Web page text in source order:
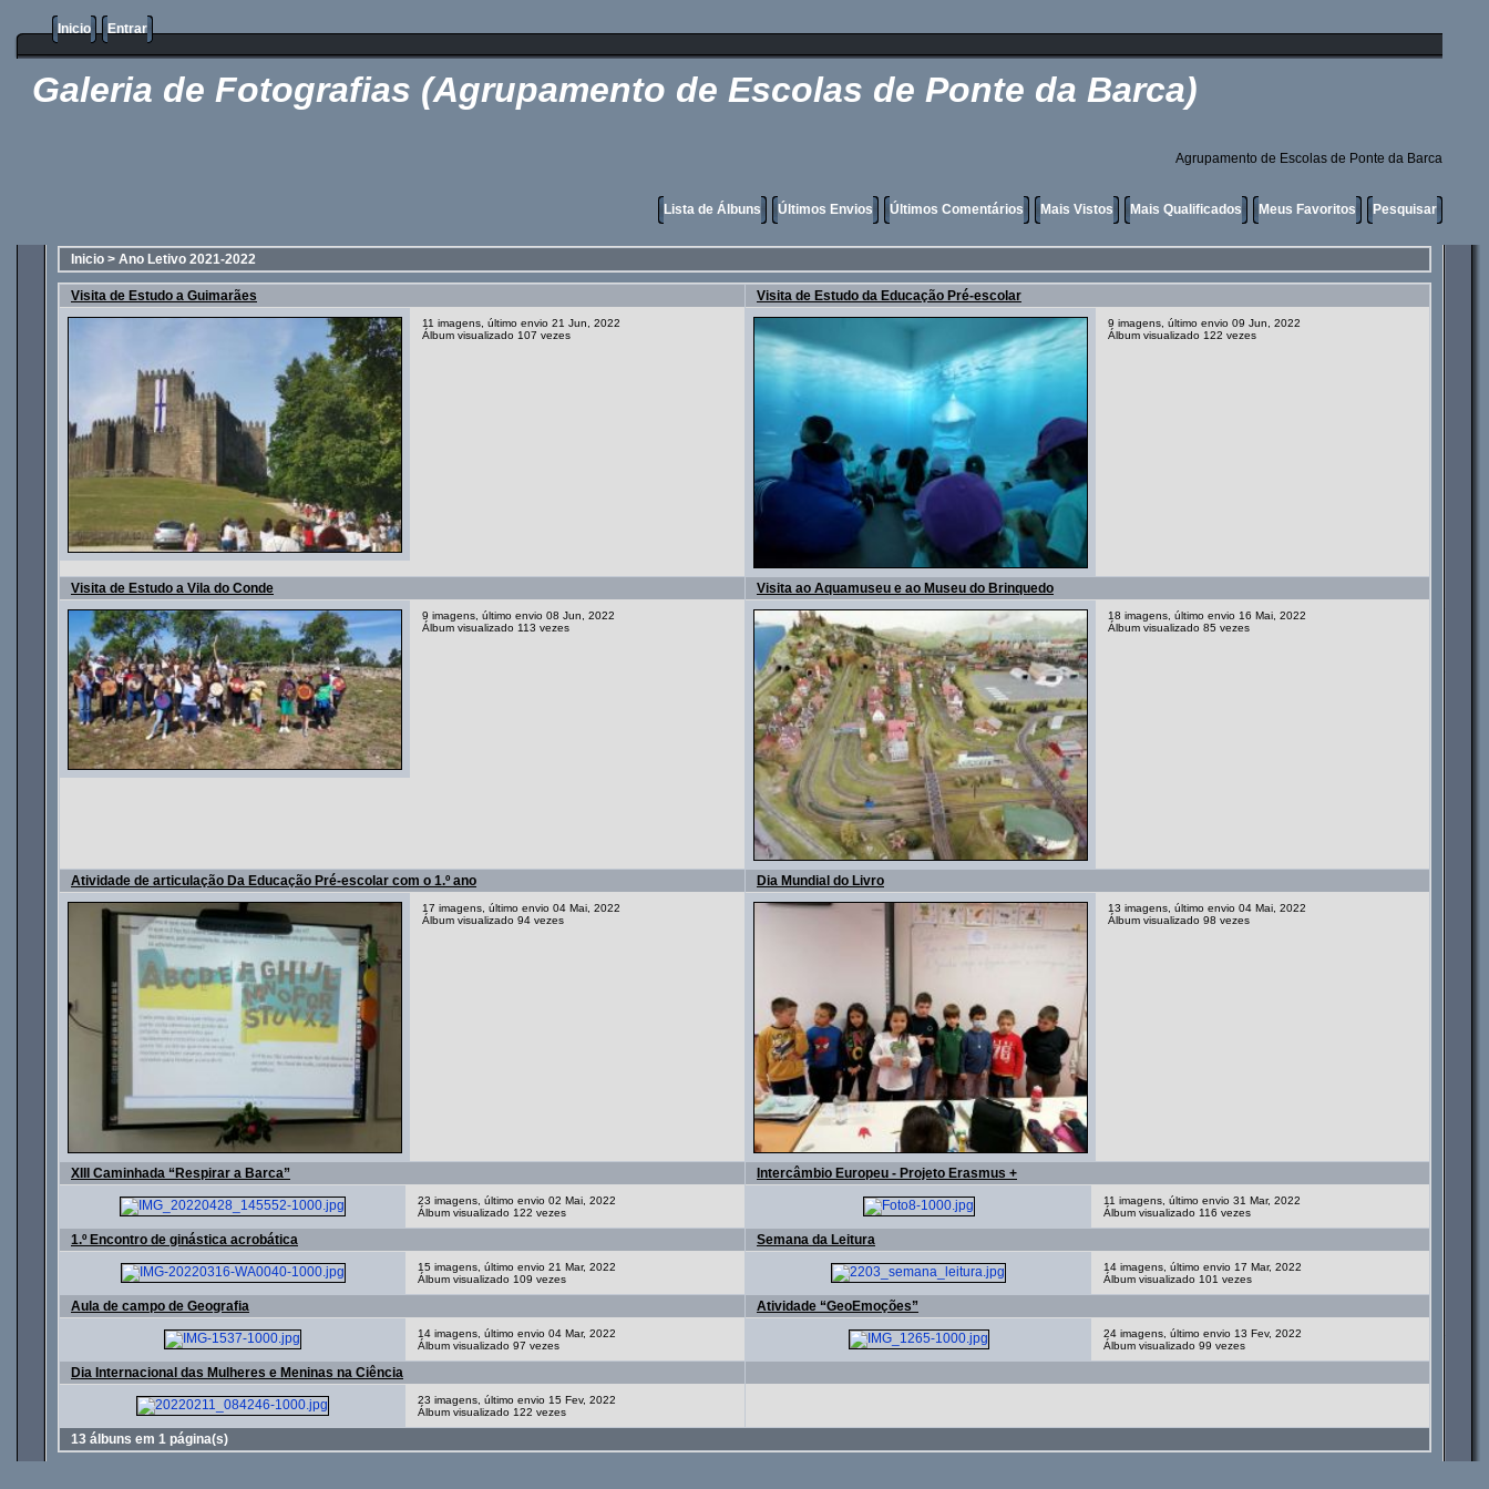
Inicio Entrar
Galeria de Fotografias (Agrupamento de Escolas de Ponte da Barca)
Agrupamento de Escolas de Ponte da Barca
Lista de Álbuns Últimos Envios Últimos Comentários Mais Vistos Mais Qualificados Meus Favoritos Pesquisar
Inicio > Ano Letivo 2021-2022
Visita de Estudo a Guimarães
11 imagens, último envio 21 Jun, 2022
Álbum visualizado 107 vezes
Visita de Estudo da Educação Pré-escolar
9 imagens, último envio 09 Jun, 2022
Álbum visualizado 122 vezes
Visita de Estudo a Vila do Conde
9 imagens, último envio 08 Jun, 2022
Álbum visualizado 113 vezes
Visita ao Aquamuseu e ao Museu do Brinquedo
18 imagens, último envio 16 Mai, 2022
Álbum visualizado 85 vezes
Atividade de articulação Da Educação Pré-escolar com o 1.º ano
17 imagens, último envio 04 Mai, 2022
Álbum visualizado 94 vezes
Dia Mundial do Livro
13 imagens, último envio 04 Mai, 2022
Álbum visualizado 98 vezes
XIII Caminhada “Respirar a Barca”
23 imagens, último envio 02 Mai, 2022
Álbum visualizado 122 vezes
Intercâmbio Europeu - Projeto Erasmus +
11 imagens, último envio 31 Mar, 2022
Álbum visualizado 116 vezes
1.º Encontro de ginástica acrobática
15 imagens, último envio 21 Mar, 2022
Álbum visualizado 109 vezes
Semana da Leitura
14 imagens, último envio 17 Mar, 2022
Álbum visualizado 101 vezes
Aula de campo de Geografia
14 imagens, último envio 04 Mar, 2022
Álbum visualizado 97 vezes
Atividade “GeoEmoções”
24 imagens, último envio 13 Fev, 2022
Álbum visualizado 99 vezes
Dia Internacional das Mulheres e Meninas na Ciência
23 imagens, último envio 15 Fev, 2022
Álbum visualizado 122 vezes
13 álbuns em 1 página(s)